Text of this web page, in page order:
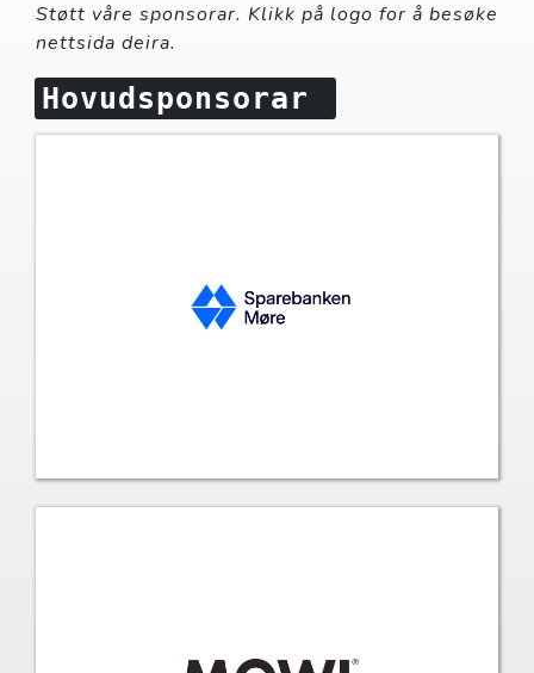
Støtt våre sponsorar. Klikk på logo for å besøke
nettsida deira.
Hovudsponsorar